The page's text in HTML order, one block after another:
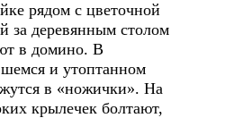
рядом с цветочной
за деревянным столом
в домино. В
и утоптанном
в «ножички». На
крылечек болтают,